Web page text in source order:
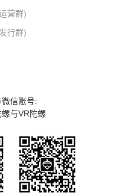
营群)
行群)
微信账号:
与VR陀螺